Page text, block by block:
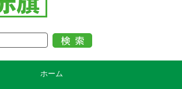
ホーム